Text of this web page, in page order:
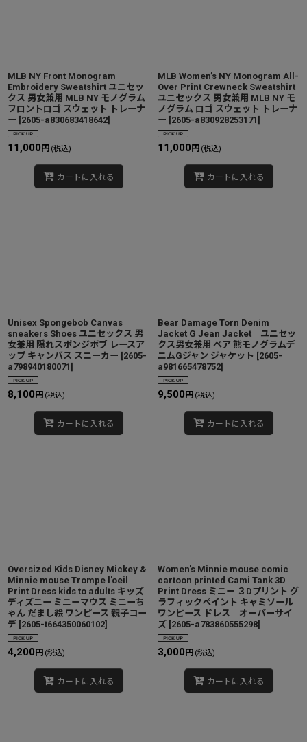
MLB NY Front Monogram
Embroidery Sweatshirt ユニセッ
クス 男女兼用 MLB NY モノグラム
フロントロゴ スウェット トレーナ
ー [2605-a830683418642]
11,000 円 (税込)
カートに入れる
MLB Women’s NY Monogram All-
Over Print Crewneck Sweatshirt
ユニセックス 男女兼用 MLB NY モ
ノグラム ロゴ スウェット トレーナ
ー [2605-a830928253171]
11,000 円 (税込)
カートに入れる
Unisex Spongebob Canvas
sneakers Shoes ユニセックス 男
女兼用 隠れスポンジボブ レースア
ップ キャンバス スニーカー [2605-
a798940180071]
8,100 円 (税込)
カートに入れる
Bear Damage Torn Denim
Jacket G Jean Jacket ユニセッ
クス男女兼用 ベア 熊モノグラムデ
ニムGジャン ジャケット [2605-
a981665478752]
9,500 円 (税込)
カートに入れる
Oversized Kids Disney Mickey &
Minnie mouse Trompe l'oeil
Print Dress kids to adults キッズ
ディズニー ミニーマウス ミニーち
ゃん だまし絵 ワンピース 親子コー
デ [2605-t664350060102]
4,200 円 (税込)
カートに入れる
Women's Minnie mouse comic
cartoon printed Cami Tank 3D
Print Dress ミニー ３Dプリント グ
ラフィックペイント キャミソール
ワンピース ドレス オーバーサイ
ズ [2605-a783860555298]
3,000 円 (税込)
カートに入れる